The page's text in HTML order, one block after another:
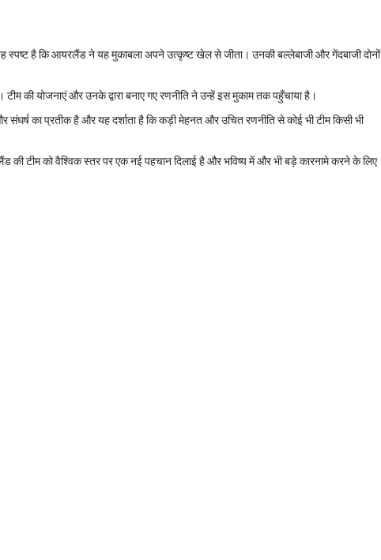
स्पष्ट है कि आयरलैंड ने यह मुकाबला अपने उत्कृष्ट खेल से जीता। उनकी बल्लेबाजी और गेंदबाजी दोनों
की योजनाएं और उनके द्वारा बनाए गए रणनीति ने उन्हें इस मुकाम तक पहुँचाया है।
का प्रतीक है और यह दर्शाता है कि कड़ी मेहनत और उचित रणनीति से कोई भी टीम किसी भी
टीम को वैश्विक स्तर पर एक नई पहचान दिलाई है और भविष्य में और भी बड़े कारनामे करने के लिए